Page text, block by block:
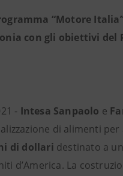
“Motore
con gli obiettivi del
- Intesa Sanpaolo e
di alimenti
di dollari destinato a
d’America. La